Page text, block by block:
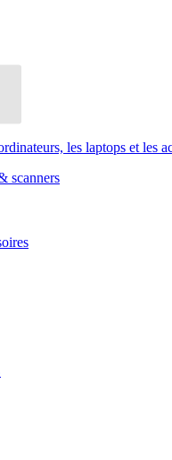
les laptops et les
scanners